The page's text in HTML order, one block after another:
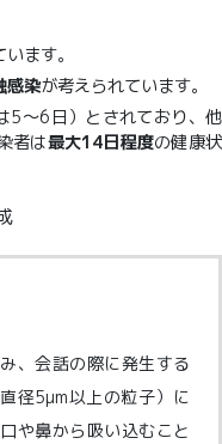
ます。
感染が考えられています。
5～6日）とされており、他
者は最大14日程度の健康状
、会話の際に発生する
径5μm以上の粒子）に
や鼻から吸い込むこと